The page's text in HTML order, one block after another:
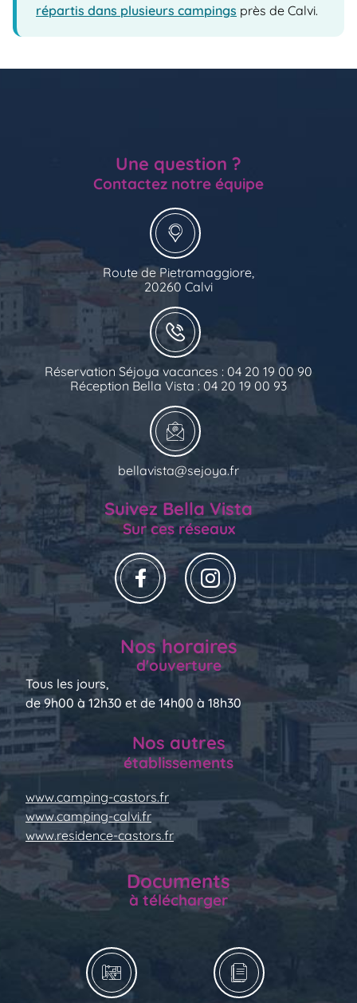
répartis dans plusieurs campings près de Calvi.
Une question ?
Contactez notre équipe
Route de Pietramaggiore,
20260 Calvi
Réservation Séjoya vacances : 04 20 19 00 90
Réception Bella Vista : 04 20 19 00 93
bellavista@sejoya.fr
Suivez Bella Vista
Sur ces réseaux
Nos horaires
d'ouverture
Tous les jours,
de 9h00 à 12h30 et de 14h00 à 18h30
Nos autres
établissements
www.camping-castors.fr
www.camping-calvi.fr
www.residence-castors.fr
Documents
à télécharger